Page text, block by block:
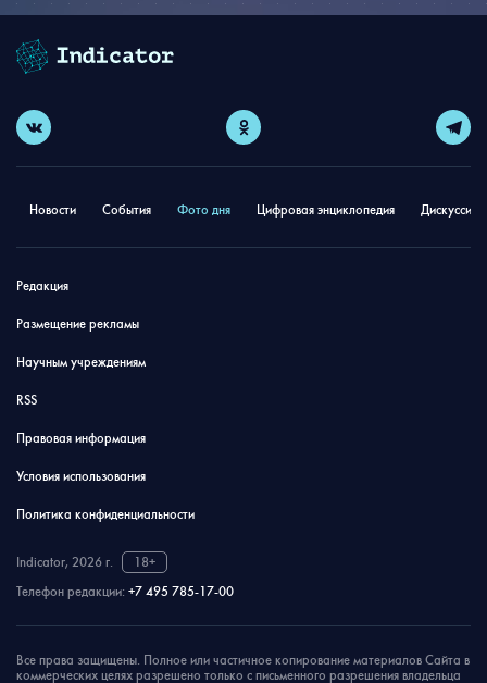
Новости События Фото дня Цифровая энциклопедия
Редакция
Размещение рекламы
Научным учреждениям
RSS
Правовая информация
Условия использования
Политика конфиденциальности
Indicator, 2026 г.
18+
Телефон редакции: +7 495 785-17-00
Все права защищены. Полное или частичное копирование материалов Сайта в
коммерческих целях разрешено только с письменного разрешения владельца